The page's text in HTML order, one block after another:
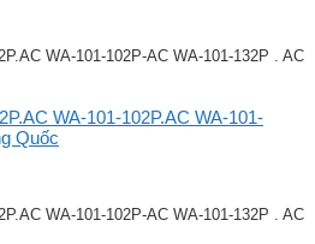
WA-101-102P-AC WA-101-132P . AC
WA-101-102P.AC WA-101-
Quốc
WA-101-102P-AC WA-101-132P . AC